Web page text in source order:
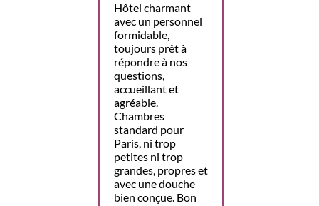
Hôtel charmant
avec un personnel
formidable,
toujours prêt à
répondre à nos
questions,
accueillant et
agréable.
Chambres
standard pour
Paris, ni trop
petites ni trop
grandes, propres et
avec une douche
bien conçue. Bon